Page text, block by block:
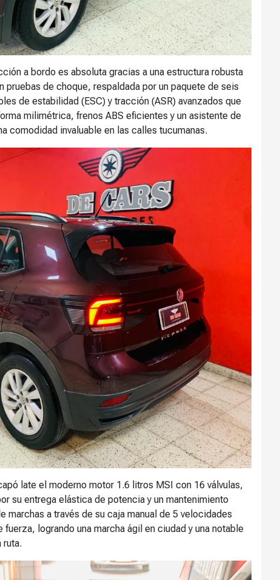
a bordo es absoluta gracias a una estructura robusta
pruebas de choque, respaldada por un paquete de seis
de estabilidad (ESC) y tracción (ASR) avanzados que
milimétrica, frenos ABS eficientes y un asistente de
comodidad invaluable en las calles tucumanas.
late el moderno motor 1.6 litros MSI con 16 válvulas,
su entrega elástica de potencia y un mantenimiento
marchas a través de su caja manual de 5 velocidades
logrando una marcha ágil en ciudad y una notable
ruta.